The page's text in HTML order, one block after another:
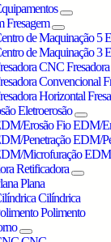
Fresagem
de Maquinação 5
de Maquinação 3
CNC
Convencional
Horizontal
Eletroerosão
Erosão FioEDM/
PenetraçãoEDM/
Microfuração
Retificadora
Plana
Cilíndrica
Polimento